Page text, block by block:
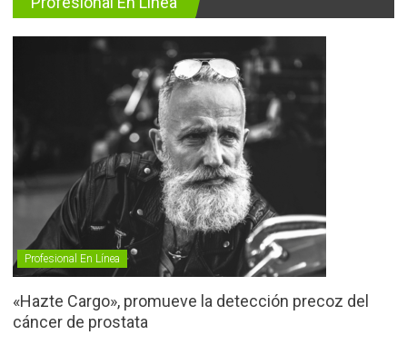
Profesional En Línea
«Hazte Cargo», promueve la detección precoz del
cáncer de prostata